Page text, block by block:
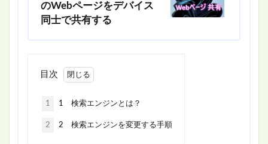
のWebページをデバイス
同士で共有する
目次
1 1 検索エンジンとは？
2 2 検索エンジンを変更する手順